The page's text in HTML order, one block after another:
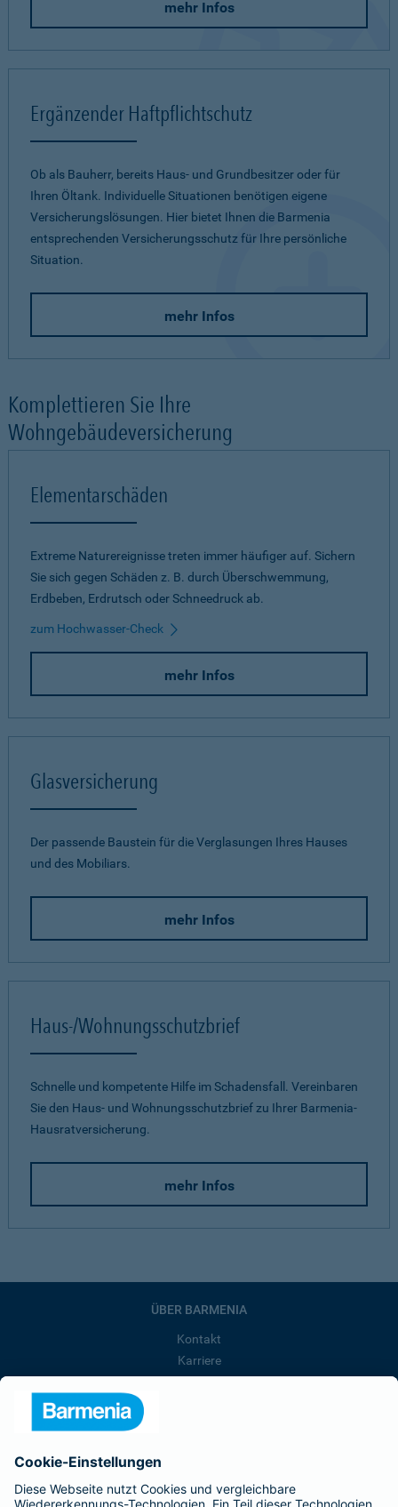
mehr Infos
Ergänzender Haftpflichtschutz
Ob als Bauherr, bereits Haus- und Grundbesitzer oder für
Ihren Öltank. Individuelle Situationen benötigen eigene
Versicherungslösungen. Hier bietet Ihnen die Barmenia
entsprechenden Versicherungsschutz für Ihre persönliche
Situation.
mehr Infos
Komplettieren Sie Ihre
Wohngebäudeversicherung
Elementarschäden
Extreme Naturereignisse treten immer häufiger auf. Sichern
Sie sich gegen Schäden z. B. durch Überschwemmung,
Erdbeben, Erdrutsch oder Schneedruck ab.
zum Hochwasser-Check
mehr Infos
Glasversicherung
Der passende Baustein für die Verglasungen Ihres Hauses
und des Mobiliars.
mehr Infos
Haus-/Wohnungsschutzbrief
Schnelle und kompetente Hilfe im Schadensfall. Vereinbaren
Sie den Haus- und Wohnungsschutzbrief zu Ihrer Barmenia-
Hausratversicherung.
mehr Infos
ÜBER BARMENIA
Kontakt
Karriere
Barmenia ist Teil der BarmeniaGothaer